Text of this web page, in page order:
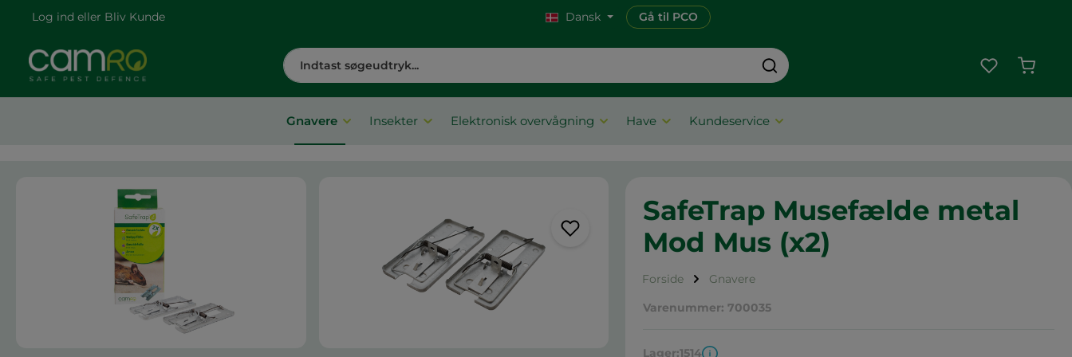
Log ind eller Bliv Kunde Dansk Gå til PCO
Gnavere Insekter Elektronisk overvågning Have Kundeservice
Spring over billedgalleri
Forside Gnavere
SafeTrap Musefælde metal
Mod Mus (x2)
Varenummer:700035
Lager:1514